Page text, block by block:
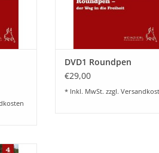
DVD1 Roundpen
€29,00
* Inkl. MwSt. zzgl.